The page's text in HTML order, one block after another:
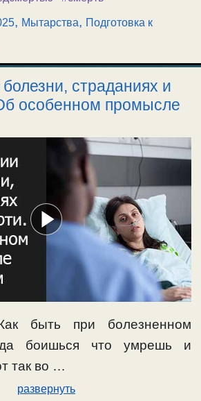
, Мытарства, Подготовка к
страданиях и
особенном промысле
быть при болезненном
боишься что умрешь и
так во …
развернуть